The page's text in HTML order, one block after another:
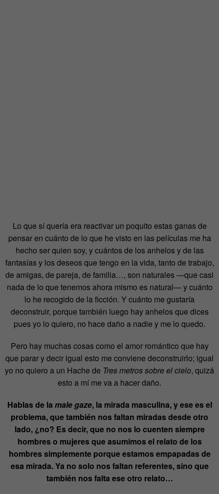
Lo que sí quería era reactivar un poquito estas ganas de
pensar en cuánto de lo que he visto en las películas me ha
hecho ser quien soy, y cuántos de los anhelos y de las
fantasías y los deseos que tengo en la vida, tanto de trabajo,
de amigas, de pareja, de familia…, son naturales —que casi
nada de lo que tenemos ahora mismo es natural— y cuánto
lo he recogido de la ficción. Y cuánto me gustaría
deconstruir, porque también luego hay anhelos que dices
pues yo lo quiero, no hace daño a nadie y me lo quedo.
Pero hay muchas cosas como el amor romántico que hay
que parar y decir igual esto me conviene deconstruirlo; igual
yo no quiero a un Hache de Tres metros sobre el cielo, quizá
esto a mí me va a hacer daño.
Hablas de la male gaze, la mirada masculina, y ese es el
problema, que también nos faltan miradas desde otro
lado, ¿no? Es decir, que no nos lo cuenten siempre
hombres o mujeres que asumimos el relato de los
hombres simplemente porque estamos empapadas de
esa mirada. Ya no solo nos faltan referentes, sino que
también nos falta ese otro relato…